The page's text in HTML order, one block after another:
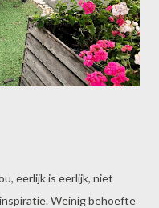
eerlijk is eerlijk, niet
Weinig behoefte